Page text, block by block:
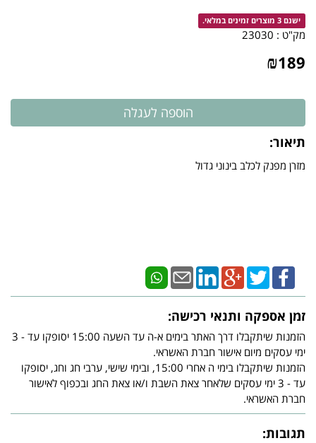
ישנם 3 מוצרים זמינים במלאי.
מק"ט : 23030
₪189
תיאור:
מזרן מפנק לכלב בינוני גדול
זמן אספקה ותנאי רכישה:
הזמנות שיתקבלו דרך האתר בימים א-ה עד השעה 15:00 יסופקו עד - 3
ימי עסקים מיום אישור חברת האשראי.
הזמנות שיתקבלו בימי ה אחרי 15:00, ובימי שישי, ערבי חג וחג, יסופקו
עד - 3 ימי עסקים שלאחר צאת השבת ו/או צאת החג ובכפוף לאישור
חברת האשראי.
תגובות: